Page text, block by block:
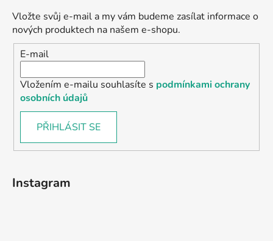
Vložte svůj e-mail a my vám budeme zasílat informace o
nových produktech na našem e-shopu.
E-mail
Vložením e-mailu souhlasíte s podmínkami ochrany
osobních údajů
PŘIHLÁSIT SE
Instagram